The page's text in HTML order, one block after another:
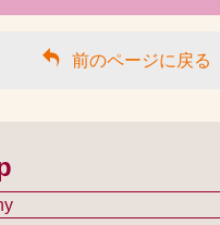
前のページに戻る